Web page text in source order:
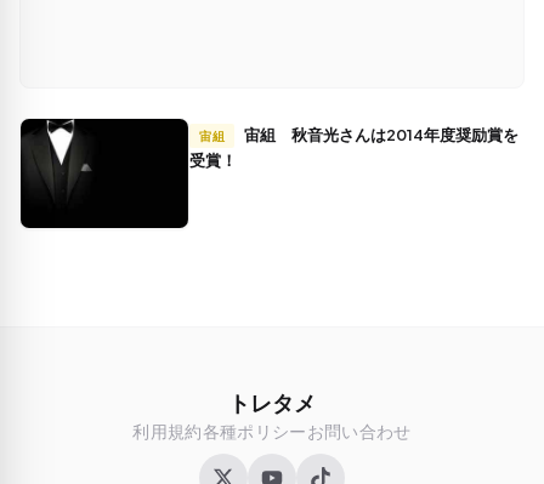
宙組
受賞！
トレタメ
利用規約各種ポリシーお問い合わせ